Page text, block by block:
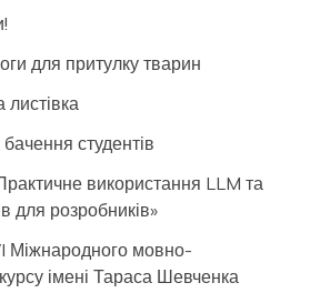
для притулку тварин
листівка
студентів
використання LLM та
для розробників»
Міжнародного мовно-
імені Тараса Шевченка